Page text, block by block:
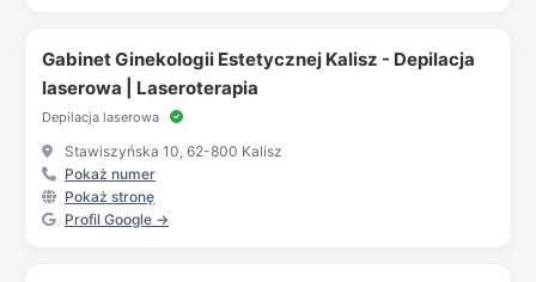
Gabinet Ginekologii Estetycznej Kalisz - Depilacja
laserowa | Laseroterapia
Depilacja laserowa
Stawiszyńska 10, 62-800 Kalisz
Pokaż numer
Pokaż stronę
Profil Google →